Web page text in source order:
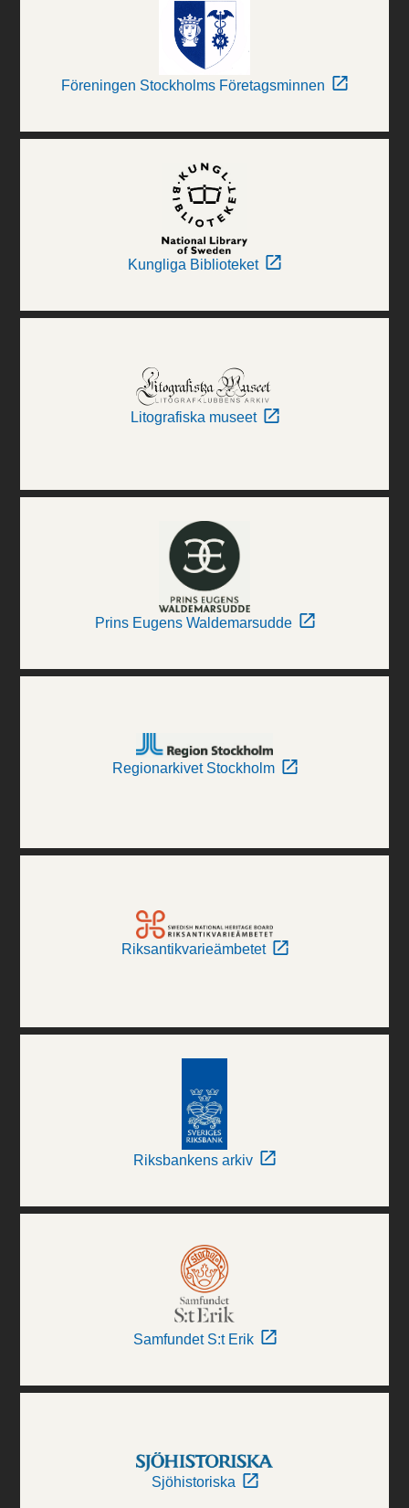
Föreningen Stockholms Företagsminnen
Kungliga Biblioteket
Litografiska museet
Prins Eugens Waldemarsudde
Regionarkivet Stockholm
Riksantikvarieämbetet
Riksbankens arkiv
Samfundet S:t Erik
Sjöhistoriska